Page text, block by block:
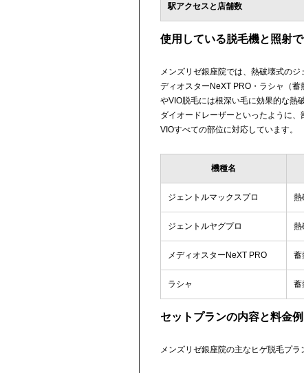
駅アクセスと店舗数
使用している脱毛機と照射
メンズリゼ銀座院では、熱破壊式の
ディオスターNeXT PRO・ラシャ（
やVIO脱毛には根深い毛に効果的な熱
ダイオードレーザーといったように
VIOすべての部位に対応しています。
機種名
ジェントルマックスプロ 熱
ジェントルヤグプロ 熱
メディオスターNeXT PRO 蓄
ラシャ 蓄
セットプランの内容と料金例
メンズリゼ銀座院の主なヒゲ脱毛プラ